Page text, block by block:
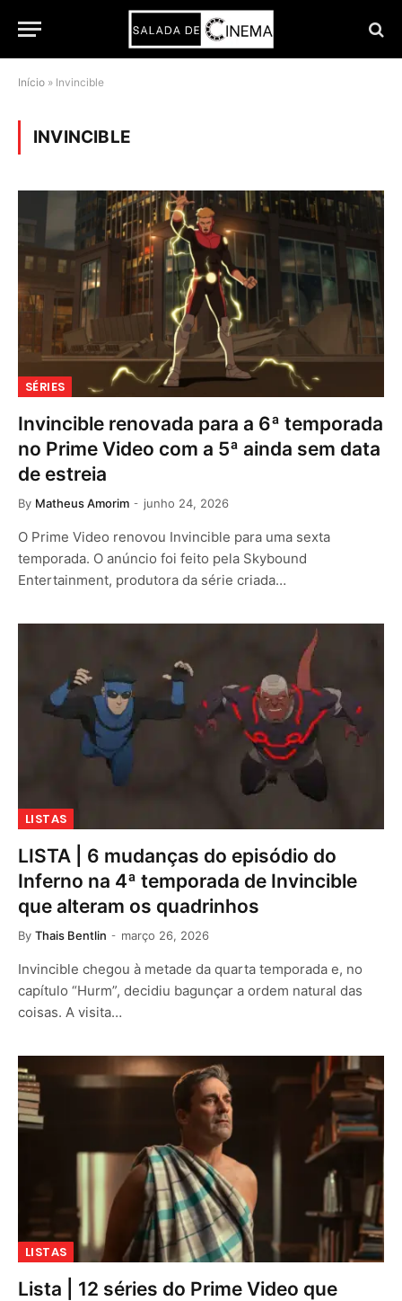
Início » Invincible
INVINCIBLE
SÉRIES
Invincible renovada para a 6ª temporada
no Prime Video com a 5ª ainda sem data
de estreia
By Matheus Amorim junho 24, 2026
O Prime Video renovou Invincible para uma sexta
temporada. O anúncio foi feito pela Skybound
Entertainment, produtora da série criada…
LISTAS
LISTA | 6 mudanças do episódio do
Inferno na 4ª temporada de Invincible
que alteram os quadrinhos
By Thais Bentlin março 26, 2026
Invincible chegou à metade da quarta temporada e, no
capítulo “Hurm”, decidiu bagunçar a ordem natural das
coisas. A visita…
LISTAS
Lista | 12 séries do Prime Video que